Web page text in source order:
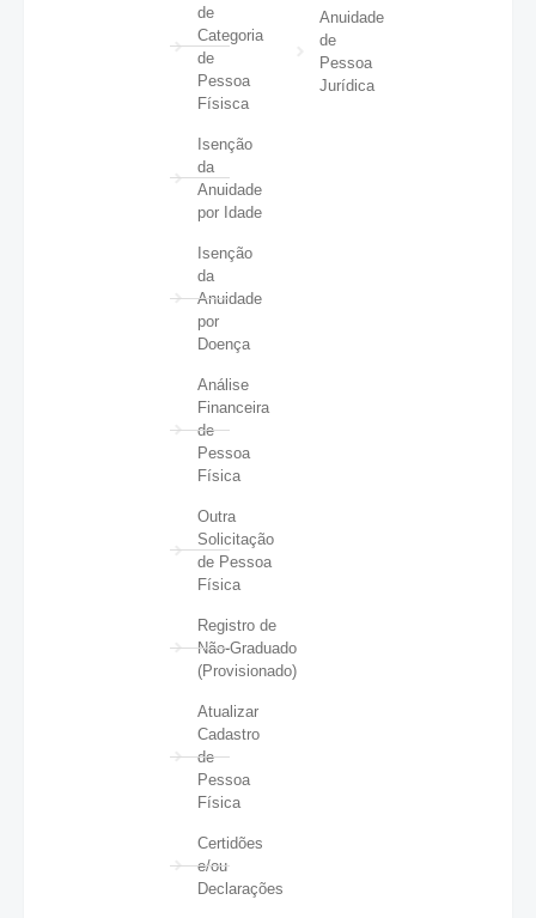
de
Categoria
de
Pessoa
Físisca
Isenção
da
Anuidade
por Idade
Isenção
da
Anuidade
por
Doença
Análise
Financeira
de
Pessoa
Física
Outra
Solicitação
de Pessoa
Física
Registro de
Não-Graduado
(Provisionado)
Atualizar
Cadastro
de
Pessoa
Física
Certidões
e/ou
Declarações
Anuidade
de
Pessoa
Jurídica